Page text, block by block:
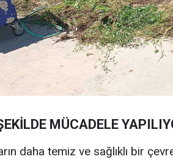
MÜCADELE
daha temiz ve sağlıklı bir